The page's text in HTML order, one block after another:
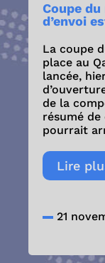
Coupe
d’envoi
La coupe
place au
lancée,
de la
résumé
pourrait
Lire
21